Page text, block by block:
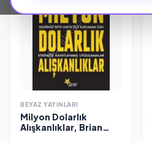
BEYAZ YAYINLARI
Milyon Dolarlık
Alışkanlıklar, Brian